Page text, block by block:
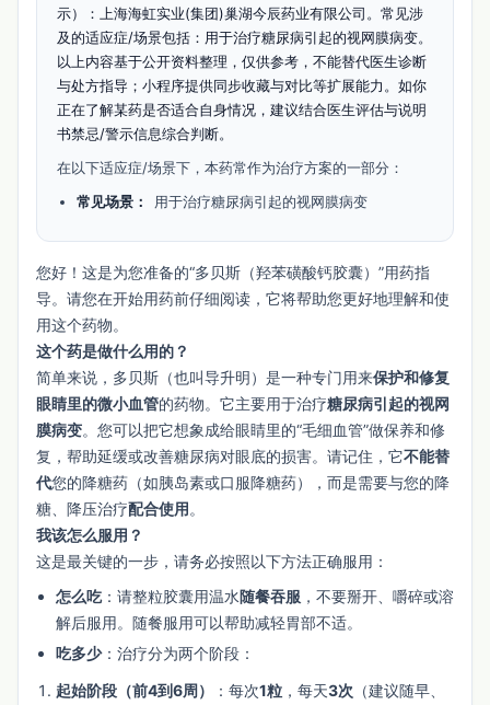
示）：上海海虹实业(集团)巢湖今辰药业有限公司。常见涉
及的适应症/场景包括：用于治疗糖尿病引起的视网膜病变。
以上内容基于公开资料整理，仅供参考，不能替代医生诊断
与处方指导；小程序提供同步收藏与对比等扩展能力。如你
正在了解某药是否适合自身情况，建议结合医生评估与说明
书禁忌/警示信息综合判断。
在以下适应症/场景下，本药常作为治疗方案的一部分：
常见场景：
用于治疗糖尿病引起的视网膜病变
您好！这是为您准备的“多贝斯（羟苯磺酸钙胶囊）”用药指
导。请您在开始用药前仔细阅读，它将帮助您更好地理解和使
用这个药物。
这个药是做什么用的？
简单来说，多贝斯（也叫导升明）是一种专门用来保护和修复
眼睛里的微小血管的药物。它主要用于治疗糖尿病引起的视网
膜病变。您可以把它想象成给眼睛里的“毛细血管”做保养和修
复，帮助延缓或改善糖尿病对眼底的损害。请记住，它不能替
代您的降糖药（如胰岛素或口服降糖药），而是需要与您的降
糖、降压治疗配合使用。
我该怎么服用？
这是最关键的一步，请务必按照以下方法正确服用：
怎么吃：请整粒胶囊用温水随餐吞服 ，不要掰开、嚼碎或溶
解后服用。随餐服用可以帮助减轻胃部不适。
吃多少：治疗分为两个阶段：
起始阶段（前4到6周）
：每次1粒 ，每天3次 （建议随早、